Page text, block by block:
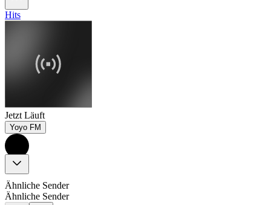
Hits
Jetzt Läuft
Yoyo FM
Ähnliche Sender
Ähnliche Sender